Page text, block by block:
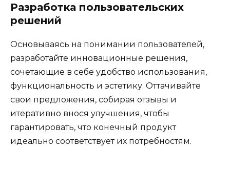
Разработка пользовательских
решений
Основываясь на понимании пользователей,
разработайте инновационные решения,
сочетающие в себе удобство использования,
функциональность и эстетику. Оттачивайте
свои предложения, собирая отзывы и
итеративно внося улучшения, чтобы
гарантировать, что конечный продукт
идеально соответствует их потребностям.